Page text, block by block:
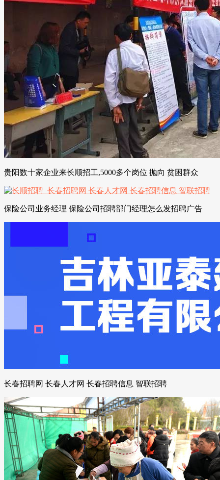
贵阳数十家企业来长顺招工,5000多个岗位 抛向 贫困群众
保险公司业务经理 保险公司招聘部门经理怎么发招聘广告
长春招聘网 长春人才网 长春招聘信息 智联招聘